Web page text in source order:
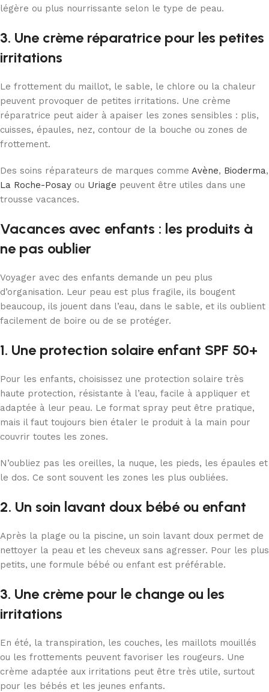
légère ou plus nourrissante selon le type de peau.
3. Une crème réparatrice pour les petites
irritations
Le frottement du maillot, le sable, le chlore ou la chaleur
peuvent provoquer de petites irritations. Une crème
réparatrice peut aider à apaiser les zones sensibles : plis,
cuisses, épaules, nez, contour de la bouche ou zones de
frottement.
Des soins réparateurs de marques comme Avène, Bioderma,
La Roche-Posay ou Uriage peuvent être utiles dans une
trousse vacances.
Vacances avec enfants : les produits à
ne pas oublier
Voyager avec des enfants demande un peu plus
d’organisation. Leur peau est plus fragile, ils bougent
beaucoup, ils jouent dans l’eau, dans le sable, et ils oublient
facilement de boire ou de se protéger.
1. Une protection solaire enfant SPF 50+
Pour les enfants, choisissez une protection solaire très
haute protection, résistante à l’eau, facile à appliquer et
adaptée à leur peau. Le format spray peut être pratique,
mais il faut toujours bien étaler le produit à la main pour
couvrir toutes les zones.
N’oubliez pas les oreilles, la nuque, les pieds, les épaules et
le dos. Ce sont souvent les zones les plus oubliées.
2. Un soin lavant doux bébé ou enfant
Après la plage ou la piscine, un soin lavant doux permet de
nettoyer la peau et les cheveux sans agresser. Pour les plus
petits, une formule bébé ou enfant est préférable.
3. Une crème pour le change ou les
irritations
En été, la transpiration, les couches, les maillots mouillés
ou les frottements peuvent favoriser les rougeurs. Une
crème adaptée aux irritations peut être très utile, surtout
pour les bébés et les jeunes enfants.